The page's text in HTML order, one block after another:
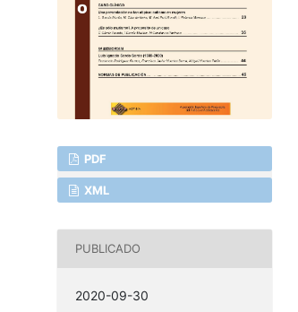
PDF
XML
PUBLICADO
2020-09-30